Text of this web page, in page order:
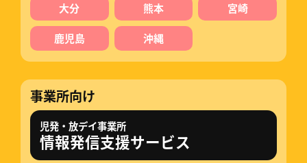
大分 熊本 宮崎
鹿児島 沖縄
事業所向け
児発・放デイ事業所
情報発信支援サービス